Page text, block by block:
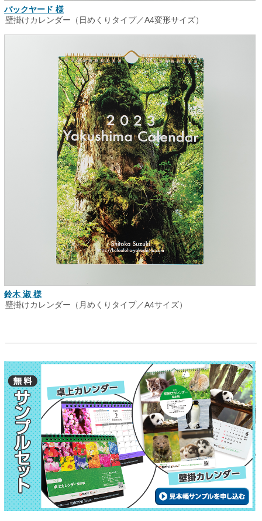
バックヤード 様
壁掛けカレンダー（日めくりタイプ／A4変形サイズ）
鈴木 淑 様
壁掛けカレンダー（月めくりタイプ／A4サイズ）